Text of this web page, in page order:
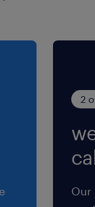
休憩60分）
分・休憩60
月中旬あたり
2
Our